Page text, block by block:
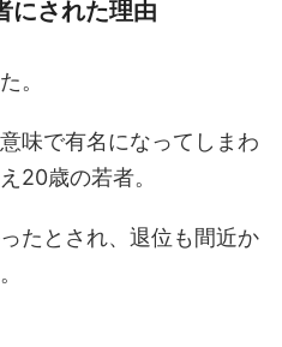
にされた理由
。
味で有名になってしまわ
20歳の若者。
たとされ、退位も間近か